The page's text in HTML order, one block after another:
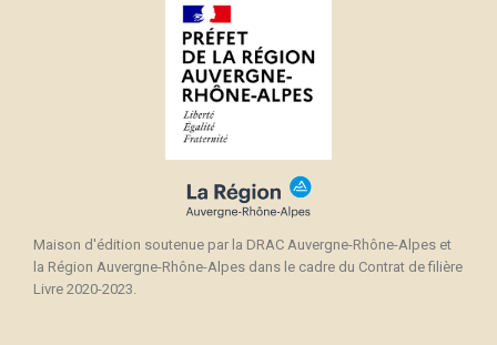
Maison d'édition soutenue par la DRAC Auvergne-Rhône-Alpes et
la Région Auvergne-Rhône-Alpes dans le cadre du Contrat de filière
Livre 2020-2023.